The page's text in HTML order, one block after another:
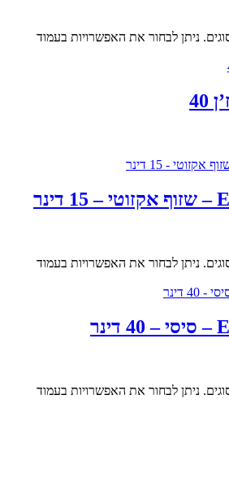
ניתן לבחור את האפשרויות בעמוד
ניתן לבחור את האפשרויות בעמוד
ניתן לבחור את האפשרויות בעמוד